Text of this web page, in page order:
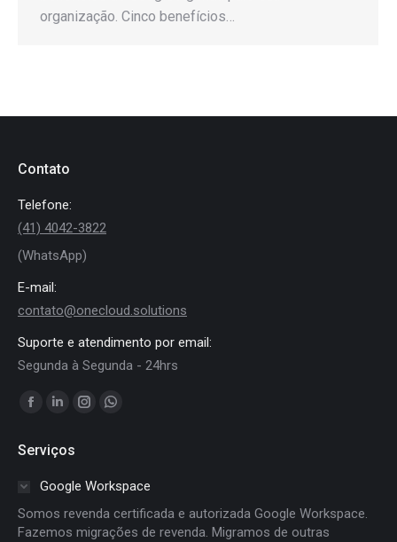
organização. Cinco benefícios…
Contato
Telefone:
(41) 4042-3822
(WhatsApp)
E-mail:
contato@onecloud.solutions
Suporte e atendimento por email:
Segunda à Segunda - 24hrs
Encontre-nos em:
Facebook
opens
window
Linkedin
opens
in
window
Instagram
in
new
window
Whatsapp
in
window
Serviços
Google Workspace
Somos revenda certificada e autorizada Google Workspace.
Fazemos migrações de revenda. Migramos de outras